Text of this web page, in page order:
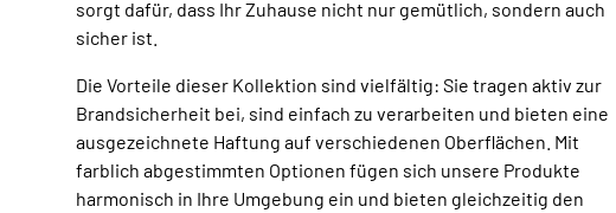
sorgt dafür, dass Ihr Zuhause nicht nur gemütlich, sondern auch
sicher ist.
Die Vorteile dieser Kollektion sind vielfältig: Sie tragen aktiv zur
Brandsicherheit bei, sind einfach zu verarbeiten und bieten eine
ausgezeichnete Haftung auf verschiedenen Oberflächen. Mit
farblich abgestimmten Optionen fügen sich unsere Produkte
harmonisch in Ihre Umgebung ein und bieten gleichzeitig den